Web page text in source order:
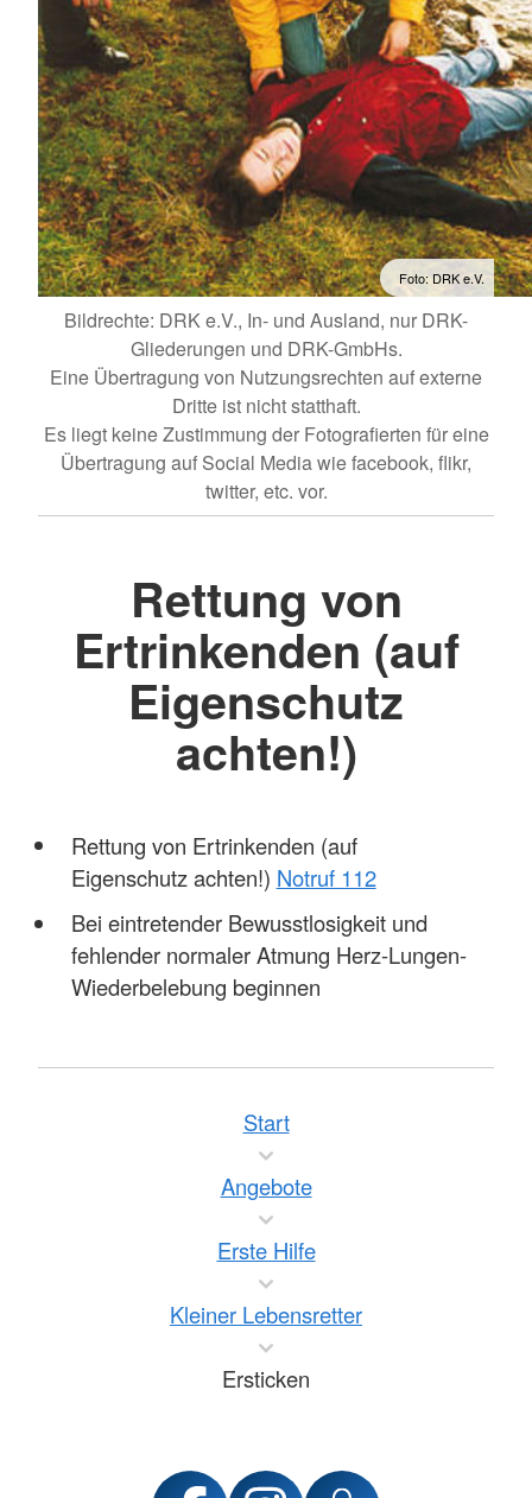
Foto: DRK e.V.
Bildrechte: DRK e.V., In- und Ausland, nur DRK-
Gliederungen und DRK-GmbHs.
Eine Übertragung von Nutzungsrechten auf externe
Dritte ist nicht statthaft.
Es liegt keine Zustimmung der Fotografierten für eine
Übertragung auf Social Media wie facebook, flikr,
twitter, etc. vor.
Rettung von
Ertrinkenden (auf
Eigenschutz
achten!)
Rettung von Ertrinkenden (auf
Eigenschutz achten!) Notruf 112
Bei eintretender Bewusstlosigkeit und
fehlender normaler Atmung Herz-Lungen-
Wiederbelebung beginnen
Start
Angebote
Erste Hilfe
Kleiner Lebensretter
Ersticken